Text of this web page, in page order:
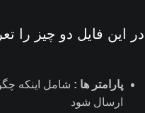
در این فایل دو چیز را
پارامتر ها : شامل اینکه
ارسال شود